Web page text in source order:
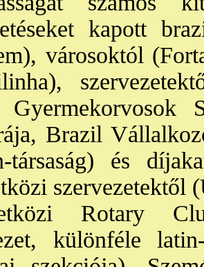
kapott
városoktól
Brazil
társaság) és
Rotary
különféle